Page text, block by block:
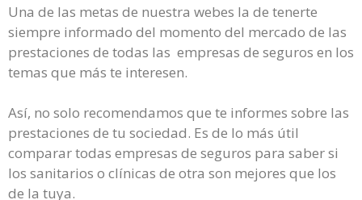
Una de las metas de nuestra webes la de tenerte
siempre informado del momento del mercado de las
prestaciones de todas las empresas de seguros en los
temas que más te interesen.
Así, no solo recomendamos que te informes sobre las
prestaciones de tu sociedad. Es de lo más útil
comparar todas empresas de seguros para saber si
los sanitarios o clínicas de otra son mejores que los
de la tuya.